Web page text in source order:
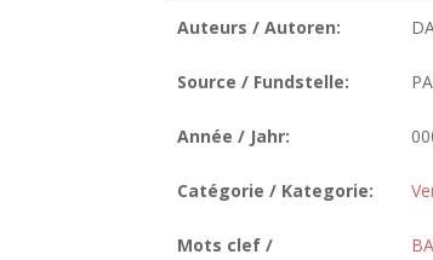
Auteurs / Autoren:
Source / Fundstelle:
Année / Jahr:
Catégorie / Kategorie:
Mots clef /